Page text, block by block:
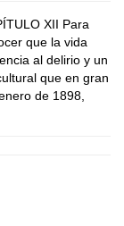
XII Para
que la vida
al delirio y un
que en gran
de 1898,